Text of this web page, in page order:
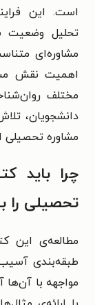
است. این
تحلیل وضعیت
مشاوره‌ای
اهمیت نقش
مختلف
دانشجویان،
مشاوره تحصیلی
چرا باید
تحصیلی را
مطالعه‌ی این
طبقه‌بندی
مواجهه با